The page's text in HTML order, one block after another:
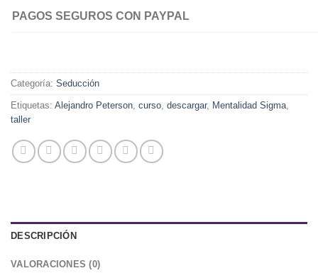
PAGOS SEGUROS CON PAYPAL
Categoría: Seducción
Etiquetas: Alejandro Peterson, curso, descargar, Mentalidad Sigma,
taller
DESCRIPCIÓN
VALORACIONES (0)